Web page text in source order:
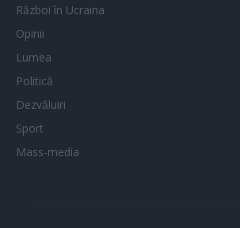
Război în Ucraina
Opinii
Lumea
Politică
Dezvăluiri
Sport
Mass-media